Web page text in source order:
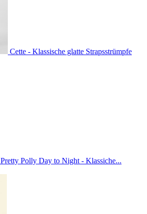
Cette - Klassische glatte Strapsstrümpfe
Pretty Polly Day to Night - Klassiche...